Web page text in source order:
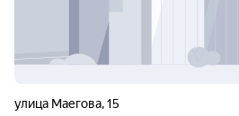
улица Маегова,15